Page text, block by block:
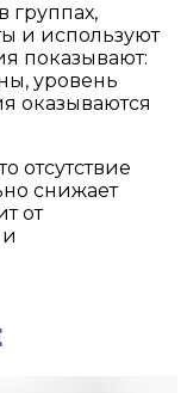
группах,
и используют
показывают:
уровень
оказываются
отсутствие
снижает
от